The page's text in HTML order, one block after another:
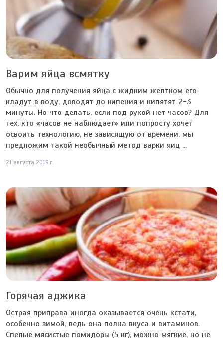
Варим яйца всмятку
Обычно для получения яйца с жидким желтком его
кладут в воду, доводят до кипения и кипятят 2-3
минуты. Но что делать, если под рукой нет часов? Для
тех, кто «часов не наблюдает» или попросту хочет
освоить технологию, не зависящую от времени, мы
предложим такой необычный метод варки яиц ...
21 августа 2019 г.
Горячая аджика
Острая приправа иногда оказывается очень кстати,
особенно зимой, ведь она полна вкуса и витаминов.
Спелые мясистые помидоры (5 кг), можно мягкие, но не